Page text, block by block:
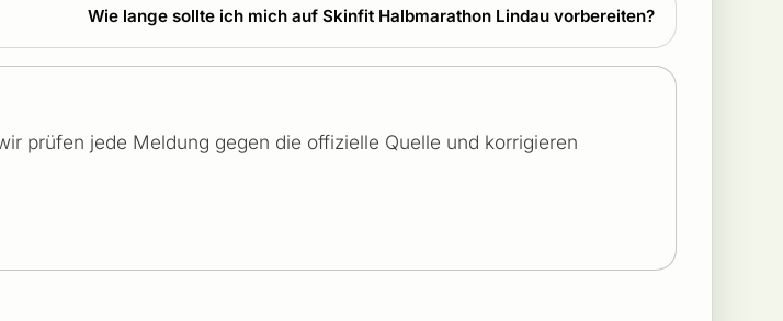
Wie lange sollte ich mich auf Skinfit Halbmarathon Lindau vorbereiten?
prüfen jede Meldung gegen die offizielle Quelle und korrigieren